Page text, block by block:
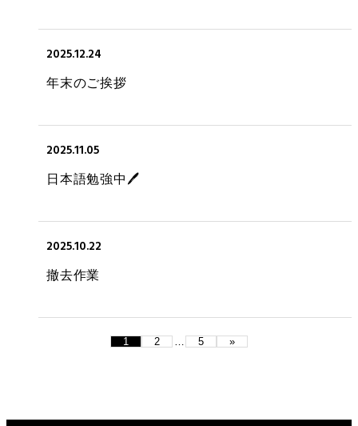
2025.12.24
年末のご挨拶
2025.11.05
日本語勉強中🖊️
2025.10.22
撤去作業
1 2 … 5 »